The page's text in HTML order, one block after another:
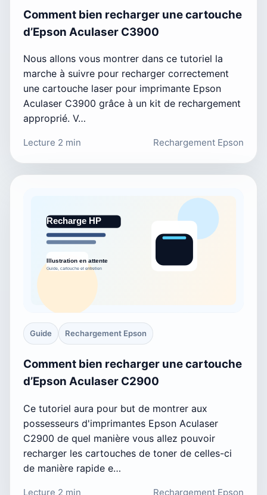
Comment bien recharger une cartouche
d’Epson Aculaser C3900
Nous allons vous montrer dans ce tutoriel la
marche à suivre pour recharger correctement
une cartouche laser pour imprimante Epson
Aculaser C3900 grâce à un kit de rechargement
approprié. V…
Lecture 2 min Rechargement Epson
Guide Rechargement Epson
Comment bien recharger une cartouche
d’Epson Aculaser C2900
Ce tutoriel aura pour but de montrer aux
possesseurs d'imprimantes Epson Aculaser
C2900 de quel manière vous allez pouvoir
recharger les cartouches de toner de celles-ci
de manière rapide e…
Lecture 2 min Rechargement Epson